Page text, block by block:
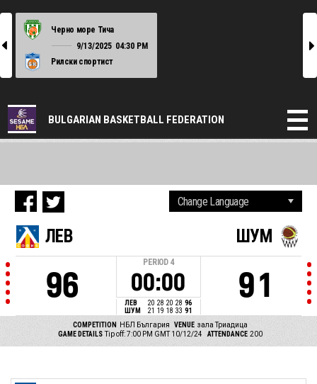
l
Черно море Тича
9/13/2025 04:30 PM
Рилски спортист
r
BULGARIAN BASKETBALL FEDERATION
ЛЕВ
96
PERIOD 4
00:00
ЛЕВ 20 28 20 28 96
ШУМ
21 19 18 33 91
ШУМ
91
COMPETITION НБЛ България VENUE зала Триадица
GAME DETAILS Tip off: 7:00 PM GMT 10/12/24 ATTENDANCE 200